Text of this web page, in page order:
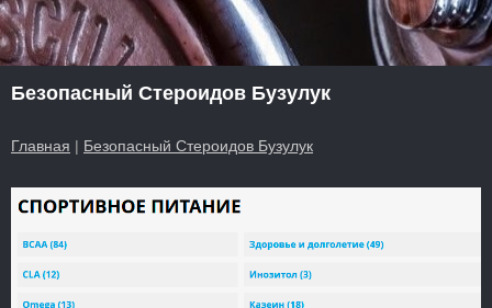
Безопасный Стероидов Бузулук
Главная | Безопасный Стероидов Бузулук